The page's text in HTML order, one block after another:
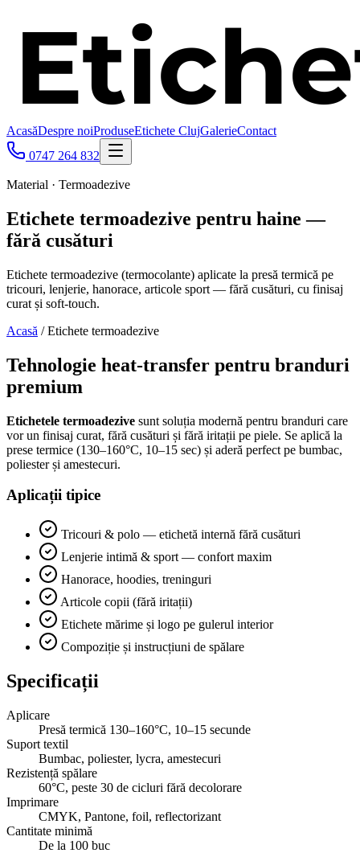
AcasăDespre noiProduseEtichete ClujGalerieContact
0747 264 832
Material · Termoadezive
Etichete termoadezive pentru haine —
fără cusături
Etichete termoadezive (termocolante) aplicate la presă termică pe
tricouri, lenjerie, hanorace, articole sport — fără cusături, cu finisaj
curat și soft-touch.
Acasă / Etichete termoadezive
Tehnologie heat-transfer pentru branduri
premium
Etichetele termoadezive sunt soluția modernă pentru branduri care
vor un finisaj curat, fără cusături și fără iritații pe piele. Se aplică la
prese termice (130–160°C, 10–15 sec) și aderă perfect pe bumbac,
poliester și amestecuri.
Aplicații tipice
Tricouri & polo — etichetă internă fără cusături
Lenjerie intimă & sport — confort maxim
Hanorace, hoodies, treninguri
Articole copii (fără iritații)
Etichete mărime și logo pe gulerul interior
Compoziție și instrucțiuni de spălare
Specificații
Aplicare
Presă termică 130–160°C, 10–15 secunde
Suport textil
Bumbac, poliester, lycra, amestecuri
Rezistență spălare
60°C, peste 30 de cicluri fără decolorare
Imprimare
CMYK, Pantone, foil, reflectorizant
Cantitate minimă
De la 100 buc